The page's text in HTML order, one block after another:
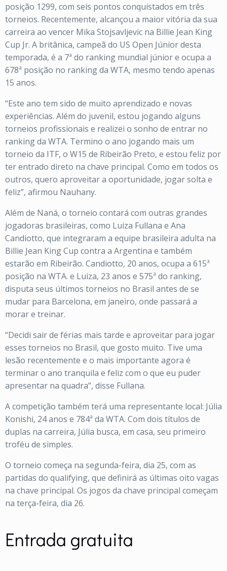
posição 1299, com seis pontos conquistados em três
torneios. Recentemente, alcançou a maior vitória da sua
carreira ao vencer Mika Stojsavljevic na Billie Jean King
Cup Jr. A britânica, campeã do US Open Júnior desta
temporada, é a 7ª do ranking mundial júnior e ocupa a
678ª posição no ranking da WTA, mesmo tendo apenas
15 anos.
“Este ano tem sido de muito aprendizado e novas
experiências. Além do juvenil, estou jogando alguns
torneios profissionais e realizei o sonho de entrar no
ranking da WTA. Termino o ano jogando mais um
torneio da ITF, o W15 de Ribeirão Preto, e estou feliz por
ter entrado direto na chave principal. Como em todos os
outros, quero aproveitar a oportunidade, jogar solta e
feliz”, afirmou Nauhany.
Além de Naná, o torneio contará com outras grandes
jogadoras brasileiras, como Luiza Fullana e Ana
Candiotto, que integraram a equipe brasileira adulta na
Billie Jean King Cup contra a Argentina e também
estarão em Ribeirão. Candiotto, 20 anos, ocupa a 615ª
posição na WTA. e Luiza, 23 anos e 575ª do ranking,
disputa seus últimos torneios no Brasil antes de se
mudar para Barcelona, em janeiro, onde passará a
morar e treinar.
“Decidi sair de férias mais tarde e aproveitar para jogar
esses torneios no Brasil, que gosto muito. Tive uma
lesão recentemente e o mais importante agora é
terminar o ano tranquila e feliz com o que eu puder
apresentar na quadra”, disse Fullana.
A competição também terá uma representante local: Júlia
Konishi, 24 anos e 784ª da WTA. Com dois títulos de
duplas na carreira, Júlia busca, em casa, seu primeiro
troféu de simples.
O torneio começa na segunda-feira, dia 25, com as
partidas do qualifying, que definirá as últimas oito vagas
na chave principal. Os jogos da chave principal começam
na terça-feira, dia 26.
Entrada gratuita